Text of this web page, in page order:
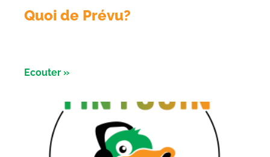
Quoi de Prévu?
Ecouter »